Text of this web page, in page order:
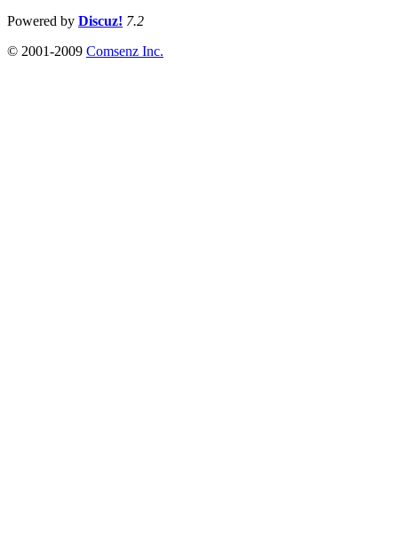
Powered by Discuz! 7.2
© 2001-2009 Comsenz Inc.